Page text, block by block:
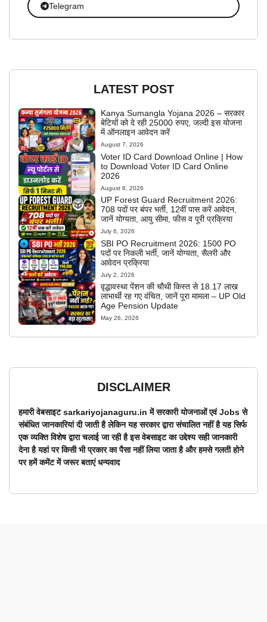
Telegram
LATEST POST
Kanya Sumangla Yojana 2026 – सरकार
बेटियों को दे रही 25000 रुपए, जल्दी इस योजना
में ऑनलाइन आवेदन करें
August 7, 2026
Voter ID Card Download Online | How
to Download Voter ID Card Online
2026
August 6, 2026
UP Forest Guard Recruitment 2026:
708 पदों पर बंपर भर्ती, 12वीं पास करें आवेदन,
जानें योग्यता, आयु सीमा, फीस व पूरी प्रक्रिया
July 6, 2026
SBI PO Recruitment 2026: 1500 PO
पदों पर निकली भर्ती, जानें योग्यता, सैलरी और
आवेदन प्रक्रिया
July 2, 2026
वृद्धावस्था पेंशन की चौथी किस्त से 18.17 लाख
लाभार्थी रह गए वंचित, जानें पूरा मामला – UP Old
Age Pension Update
May 26, 2026
DISCLAIMER
हमारी वेबसाइट sarkariyojanaguru.in में सरकारी योजनाओं एवं Jobs से
संबंधित जानकारियां दी जाती है लेकिन यह सरकार द्वारा संचालित नहीं है यह सिर्फ
एक व्यक्ति विशेष द्वारा चलाई जा रही है इस वेबसाइट का उद्देश्य सही जानकारी
देना है यहां पर किसी भी प्रकार का पैसा नहीं लिया जाता है और हमसे गलती होने
पर हमें कमेंट में जरूर बताएं धन्यवाद